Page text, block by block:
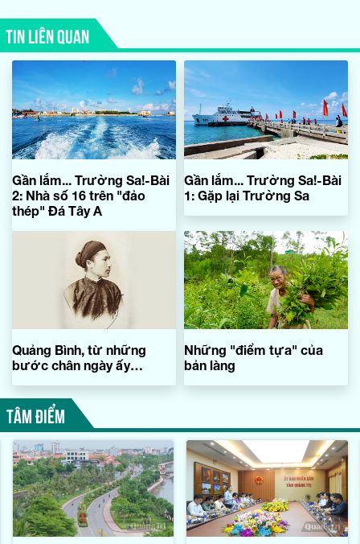
TIN LIÊN QUAN
Gần lắm... Trường Sa!-Bài
2: Nhà số 16 trên "đảo
thép" Đá Tây A
Gần lắm... Trường Sa!-Bài
1: Gặp lại Trường Sa
Quảng Bình, từ những
bước chân ngày ấy…
Những "điểm tựa" của
bản làng
TÂM ĐIỂM